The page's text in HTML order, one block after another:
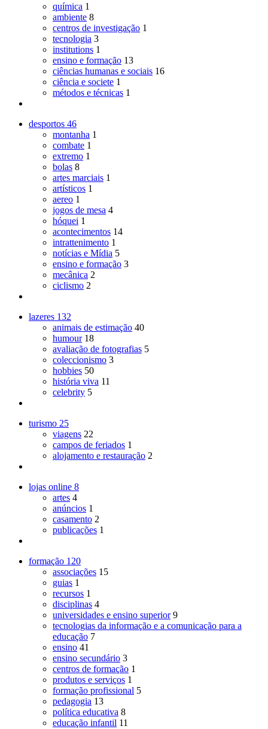
química 1
ambiente 8
centros de investigação 1
tecnologia 3
institutions 1
ensino e formação 13
ciências humanas e sociais 16
ciência e societe 1
métodos e técnicas 1
desportos 46
montanha 1
combate 1
extremo 1
bolas 8
artes marciais 1
artísticos 1
aereo 1
jogos de mesa 4
hóquei 1
acontecimentos 14
intrattenimento 1
notícias e Mídia 5
ensino e formação 3
mecânica 2
ciclismo 2
lazeres 132
animais de estimação 40
humour 18
avaliação de fotografias 5
coleccionismo 3
hobbies 50
história viva 11
celebrity 5
turismo 25
viagens 22
campos de feriados 1
alojamento e restauração 2
lojas online 8
artes 4
anúncios 1
casamento 2
publicações 1
formação 120
associações 15
guias 1
recursos 1
disciplinas 4
universidades e ensino superior 9
tecnologias da informação e a comunicação para a
educação 7
ensino 41
ensino secundário 3
centros de formação 1
produtos e serviços 1
formação profissional 5
pedagogia 13
política educativa 8
educação infantil 11